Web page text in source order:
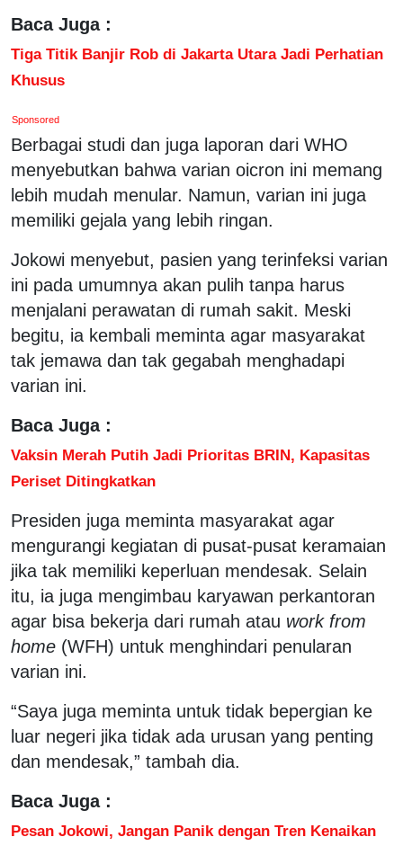
Baca Juga :
Tiga Titik Banjir Rob di Jakarta Utara Jadi Perhatian
Khusus
Sponsored
Berbagai studi dan juga laporan dari WHO
menyebutkan bahwa varian oicron ini memang
lebih mudah menular. Namun, varian ini juga
memiliki gejala yang lebih ringan.
Jokowi menyebut, pasien yang terinfeksi varian
ini pada umumnya akan pulih tanpa harus
menjalani perawatan di rumah sakit. Meski
begitu, ia kembali meminta agar masyarakat
tak jemawa dan tak gegabah menghadapi
varian ini.
Baca Juga :
Vaksin Merah Putih Jadi Prioritas BRIN, Kapasitas
Periset Ditingkatkan
Presiden juga meminta masyarakat agar
mengurangi kegiatan di pusat-pusat keramaian
jika tak memiliki keperluan mendesak. Selain
itu, ia juga mengimbau karyawan perkantoran
agar bisa bekerja dari rumah atau work from
home (WFH) untuk menghindari penularan
varian ini.
“Saya juga meminta untuk tidak bepergian ke
luar negeri jika tidak ada urusan yang penting
dan mendesak,” tambah dia.
Baca Juga :
Pesan Jokowi, Jangan Panik dengan Tren Kenaikan